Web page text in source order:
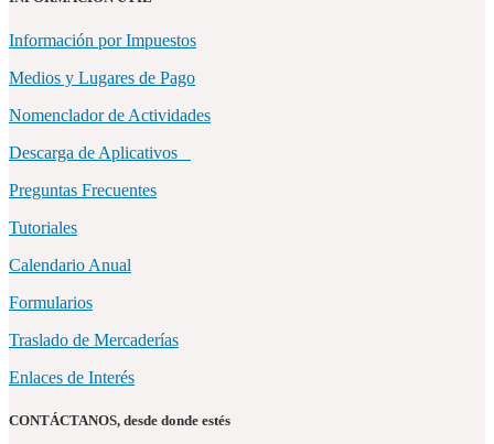
Información por Impuestos
Medios y Lugares de Pago
Nomenclador de Actividades
Descarga de Aplicativos
Preguntas Frecuentes
Tutoriales
Calendario Anual
Formularios
Traslado de Mercaderías
Enlaces de Interés
CONTÁCTANOS, desde donde estés